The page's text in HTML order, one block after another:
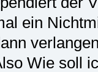
ein
Wie soll